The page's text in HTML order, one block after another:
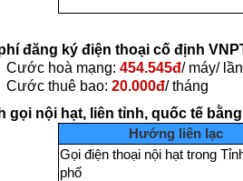
đăng ký điện thoại cố định
Cước hoà mạng: 454.545đ/ máy/
Cước thuê bao: 20.000đ/ tháng
gọi nội hạt, liên tỉnh, quốc tế
Hướng liên lạc
Gọi điện thoại nội hạt trong
phố